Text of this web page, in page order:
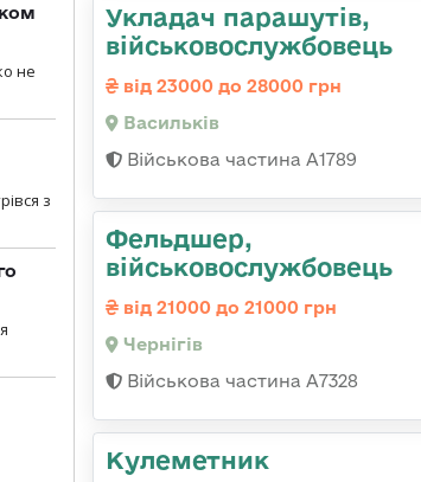
не
з
Укладач парашутів,
військовослужбовець
від 23000 до 28000 грн
Васильків
Військова частина А1789
Фельдшер,
військовослужбовець
від 21000 до 21000 грн
Чернігів
Військова частина А7328
Кулеметник